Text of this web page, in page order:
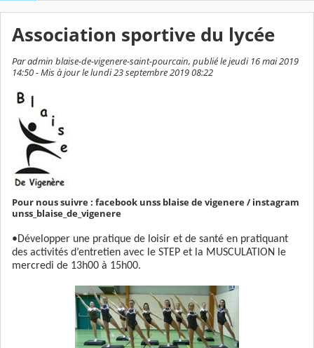
Association sportive du lycée
Par admin blaise-de-vigenere-saint-pourcain, publié le jeudi 16 mai 2019
14:50 - Mis à jour le lundi 23 septembre 2019 08:22
Pour nous suivre : facebook unss blaise de vigenere / instagram
unss_blaise_de_vigenere
•Développer une pratique de loisir et de santé en pratiquant
des activités d’entretien avec le STEP et la MUSCULATION le
mercredi de 13h00 à 15h00.